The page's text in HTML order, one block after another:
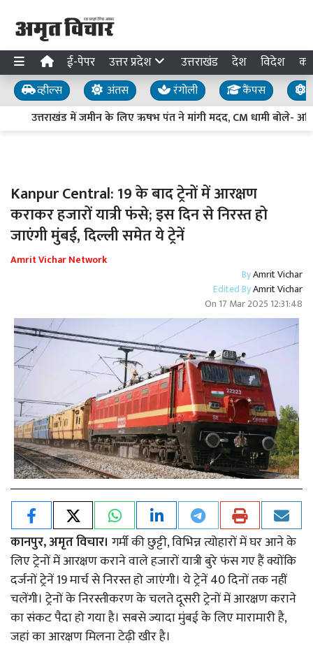
ई-पेपर उत्तर प्रदेश उत्तराखंड देश विदेश
व्हील्स अंतस रंगोली कैंपस
उत्तराखंड में जमीन के लिए ऋषभ पंत ने मांगी मदद, CM धामी बोले-
Kanpur Central: 19 के बाद ट्रेनों में आरक्षण
कराकर हजारों यात्री फंसे; इस दिन से निरस्त हो
जाएंगी मुंबई, दिल्ली समेत ये ट्रेनें
Amrit Vichar Network
ByAmrit Vichar
Edited ByAmrit Vichar
On 17 Mar 2025 12:31:48
कानपुर, अमृत विचार। गर्मी की छुट्टी, विभिन्न त्योहारों में घर आने के
लिए ट्रेनों में आरक्षण कराने वाले हजारों यात्री बुरे फंस गए हैं क्योंकि
दर्जनों ट्रेनें 19 मार्च से निरस्त हो जाएंगी। ये ट्रेनें 40 दिनों तक नहीं
चलेंगी। ट्रेनों के निरस्तीकरण के चलते दूसरी ट्रेनों में आरक्षण कराने
का संकट पैदा हो गया है। सबसे ज्यादा मुंबई के लिए मारामारी है,
जहां का आरक्षण मिलना टेढ़ी खीर है।